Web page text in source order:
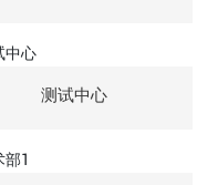
测试中心